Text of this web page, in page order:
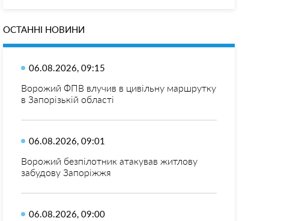
ОСТАННІ НОВИНИ
06.08.2026, 09:15
Ворожий ФПВ влучив в цивільну маршрутку
в Запорізькій області
06.08.2026, 09:01
Ворожий безпілотник атакував житлову
забудову Запоріжжя
06.08.2026, 09:00